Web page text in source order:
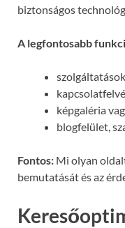
biztonságos
A legfontosabb
képgaléria
blogfelület,
Fontos: Mi olyan
bemutatását és az